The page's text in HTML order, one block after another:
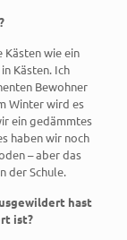
Kästen wie ein
Kästen. Ich
Bewohner
Winter wird es
ein gedämmtes
haben wir noch
– aber das
der Schule.
hast
ist?